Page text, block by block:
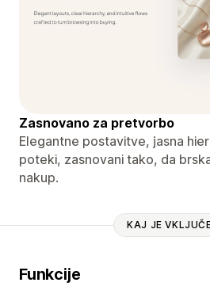
Zasnovano za pretvorbo
Elegantne postavitve, jasna
poteki, zasnovani tako, da
nakup.
KAJ JE
Funkcije